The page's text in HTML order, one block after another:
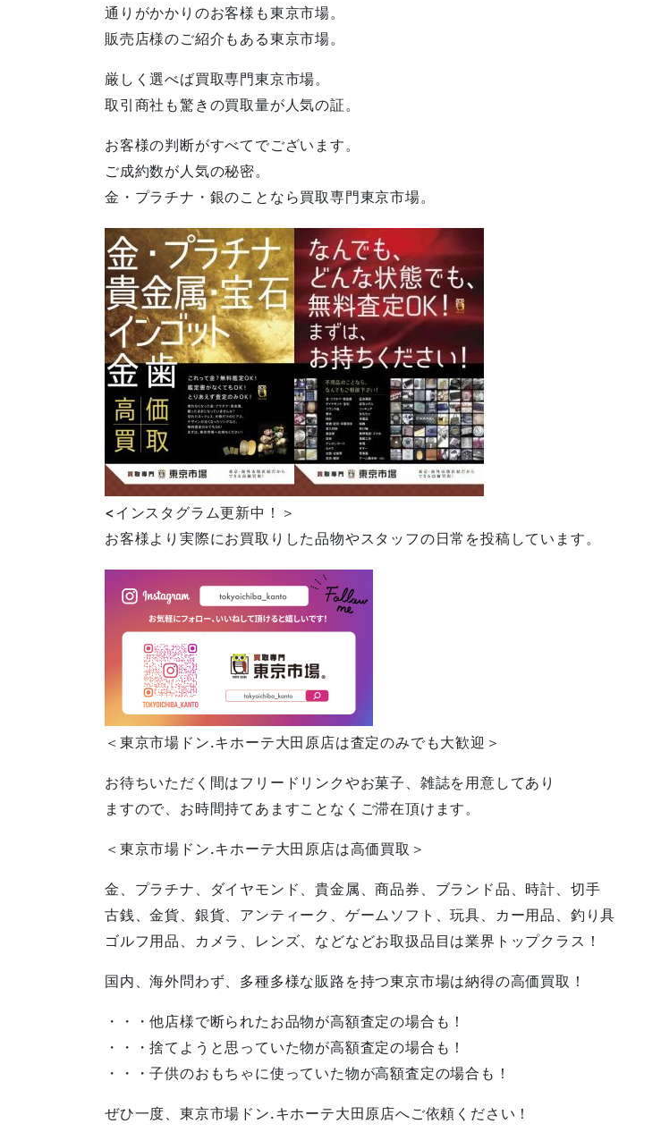
通りがかかりのお客様も東京市場。
販売店様のご紹介もある東京市場。
厳しく選べば買取専門東京市場。
取引商社も驚きの買取量が人気の証。
お客様の判断がすべてでございます。
ご成約数が人気の秘密。
金・プラチナ・銀のことなら買取専門東京市場。
<インスタグラム更新中！＞
お客様より実際にお買取りした品物やスタッフの日常を投稿しています。
＜東京市場ドン.キホーテ大田原店は査定のみでも大歓迎＞
お待ちいただく間はフリードリンクやお菓子、雑誌を用意してあり
ますので、お時間持てあますことなくご滞在頂けます。
＜東京市場ドン.キホーテ大田原店は高価買取＞
金、プラチナ、ダイヤモンド、貴金属、商品券、ブランド品、時計、切手
古銭、金貨、銀貨、アンティーク、ゲームソフト、玩具、カー用品、釣り具
ゴルフ用品、カメラ、レンズ、などなどお取扱品目は業界トップクラス！
国内、海外問わず、多種多様な販路を持つ東京市場は納得の高価買取！
・・・他店様で断られたお品物が高額査定の場合も！
・・・捨てようと思っていた物が高額査定の場合も！
・・・子供のおもちゃに使っていた物が高額査定の場合も！
ぜひ一度、東京市場ドン.キホーテ大田原店へご依頼ください！